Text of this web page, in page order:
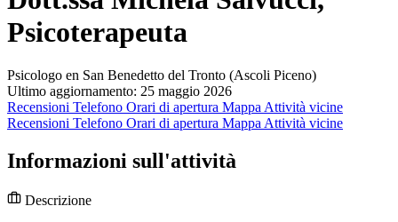
Psicoterapeuta
Psicologo en San Benedetto del Tronto (Ascoli Piceno)
Ultimo aggiornamento: 25 maggio 2026
Recensioni Telefono Orari di apertura Mappa Attività vicine
Recensioni Telefono Orari di apertura Mappa Attività vicine
Informazioni sull'attività
Descrizione